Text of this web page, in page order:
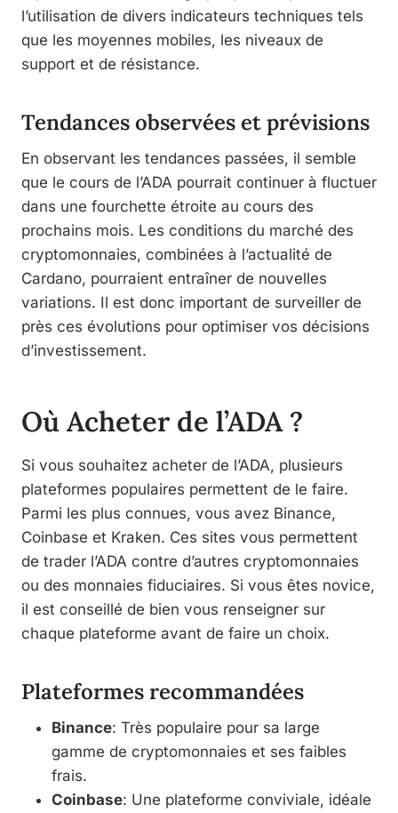
l’utilisation de divers indicateurs techniques tels
que les moyennes mobiles, les niveaux de
support et de résistance.
Tendances observées et prévisions
En observant les tendances passées, il semble
que le cours de l’ADA pourrait continuer à fluctuer
dans une fourchette étroite au cours des
prochains mois. Les conditions du marché des
cryptomonnaies, combinées à l’actualité de
Cardano, pourraient entraîner de nouvelles
variations. Il est donc important de surveiller de
près ces évolutions pour optimiser vos décisions
d’investissement.
Où Acheter de l’ADA ?
Si vous souhaitez acheter de l’ADA, plusieurs
plateformes populaires permettent de le faire.
Parmi les plus connues, vous avez Binance,
Coinbase et Kraken. Ces sites vous permettent
de trader l’ADA contre d’autres cryptomonnaies
ou des monnaies fiduciaires. Si vous êtes novice,
il est conseillé de bien vous renseigner sur
chaque plateforme avant de faire un choix.
Plateformes recommandées
Binance: Très populaire pour sa large
gamme de cryptomonnaies et ses faibles
frais.
Coinbase: Une plateforme conviviale, idéale